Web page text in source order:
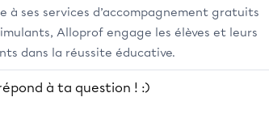
à ses services d’accompagnement gratuits
Alloprof engage les élèves et leurs
dans la réussite éducative.
à ta question ! :)